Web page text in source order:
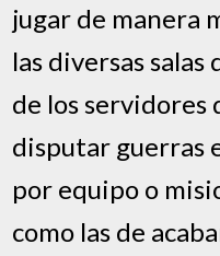
jugar de manera
las diversas salas
de los servidores
disputar guerras
por equipo o
como las de